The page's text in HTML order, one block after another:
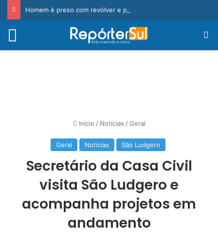
Início / Notícias / Geral
Geral Notícias São Ludgero
Secretário da Casa Civil
visita São Ludgero e
acompanha projetos em
andamento